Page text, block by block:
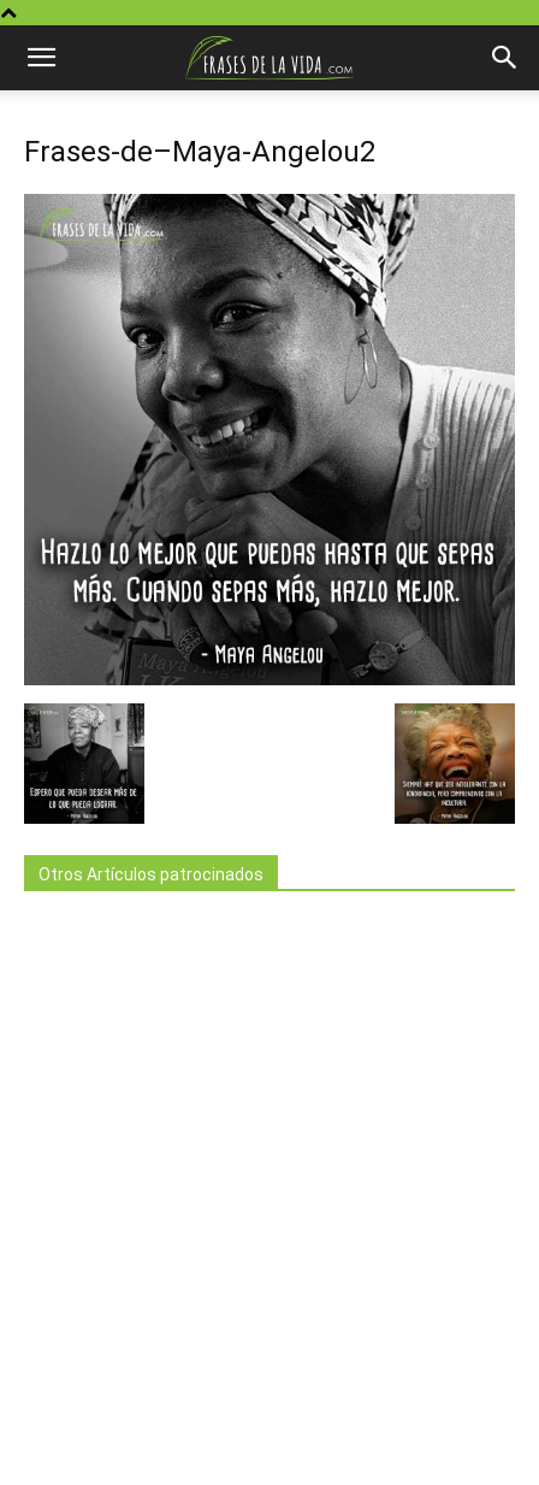
Frases-de–Maya-Angelou2
Otros Artículos patrocinados